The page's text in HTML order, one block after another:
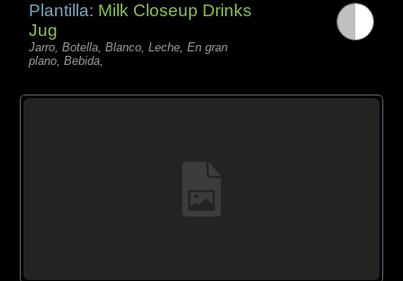
Plantilla: Milk Closeup Drinks
Jug
Jarro, Botella, Blanco, Leche, En gran
plano, Bebida,